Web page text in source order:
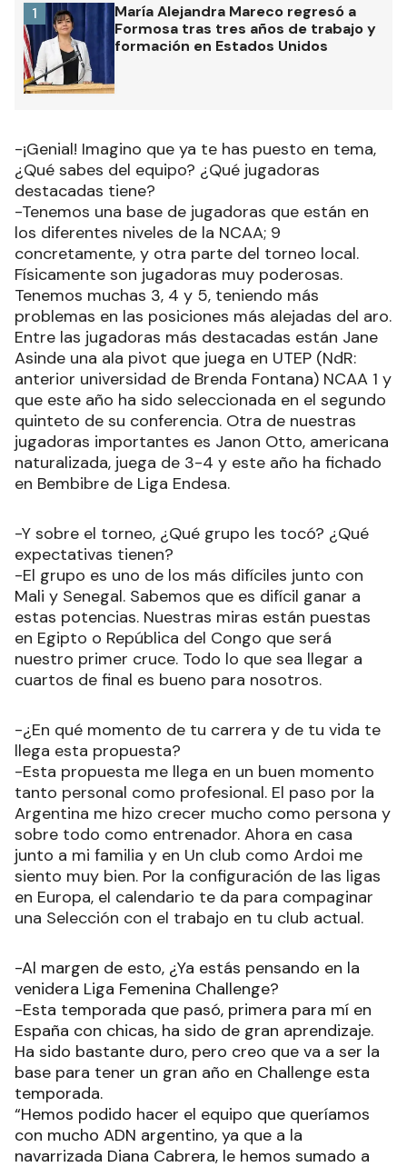
María Alejandra Mareco regresó a
Formosa tras tres años de trabajo y
formación en Estados Unidos
1
-¡Genial! Imagino que ya te has puesto en tema,
¿Qué sabes del equipo? ¿Qué jugadoras
destacadas tiene?
-Tenemos una base de jugadoras que están en
los diferentes niveles de la NCAA; 9
concretamente, y otra parte del torneo local.
Físicamente son jugadoras muy poderosas.
Tenemos muchas 3, 4 y 5, teniendo más
problemas en las posiciones más alejadas del aro.
Entre las jugadoras más destacadas están Jane
Asinde una ala pivot que juega en UTEP (NdR:
anterior universidad de Brenda Fontana) NCAA 1 y
que este año ha sido seleccionada en el segundo
quinteto de su conferencia. Otra de nuestras
jugadoras importantes es Janon Otto, americana
naturalizada, juega de 3-4 y este año ha fichado
en Bembibre de Liga Endesa.
-Y sobre el torneo, ¿Qué grupo les tocó? ¿Qué
expectativas tienen?
-El grupo es uno de los más difíciles junto con
Mali y Senegal. Sabemos que es difícil ganar a
estas potencias. Nuestras miras están puestas
en Egipto o República del Congo que será
nuestro primer cruce. Todo lo que sea llegar a
cuartos de final es bueno para nosotros.
-¿En qué momento de tu carrera y de tu vida te
llega esta propuesta?
-Esta propuesta me llega en un buen momento
tanto personal como profesional. El paso por la
Argentina me hizo crecer mucho como persona y
sobre todo como entrenador. Ahora en casa
junto a mi familia y en Un club como Ardoi me
siento muy bien. Por la configuración de las ligas
en Europa, el calendario te da para compaginar
una Selección con el trabajo en tu club actual.
-Al margen de esto, ¿Ya estás pensando en la
venidera Liga Femenina Challenge?
-Esta temporada que pasó, primera para mí en
España con chicas, ha sido de gran aprendizaje.
Ha sido bastante duro, pero creo que va a ser la
base para tener un gran año en Challenge esta
temporada.
“Hemos podido hacer el equipo que queríamos
con mucho ADN argentino, ya que a la
navarrizada Diana Cabrera, le hemos sumado a